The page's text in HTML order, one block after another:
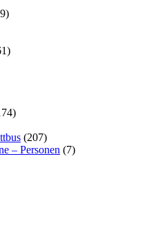
(207)
– Personen (7)